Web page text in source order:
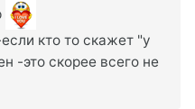
кто то скажет "у
-это скорее всего не